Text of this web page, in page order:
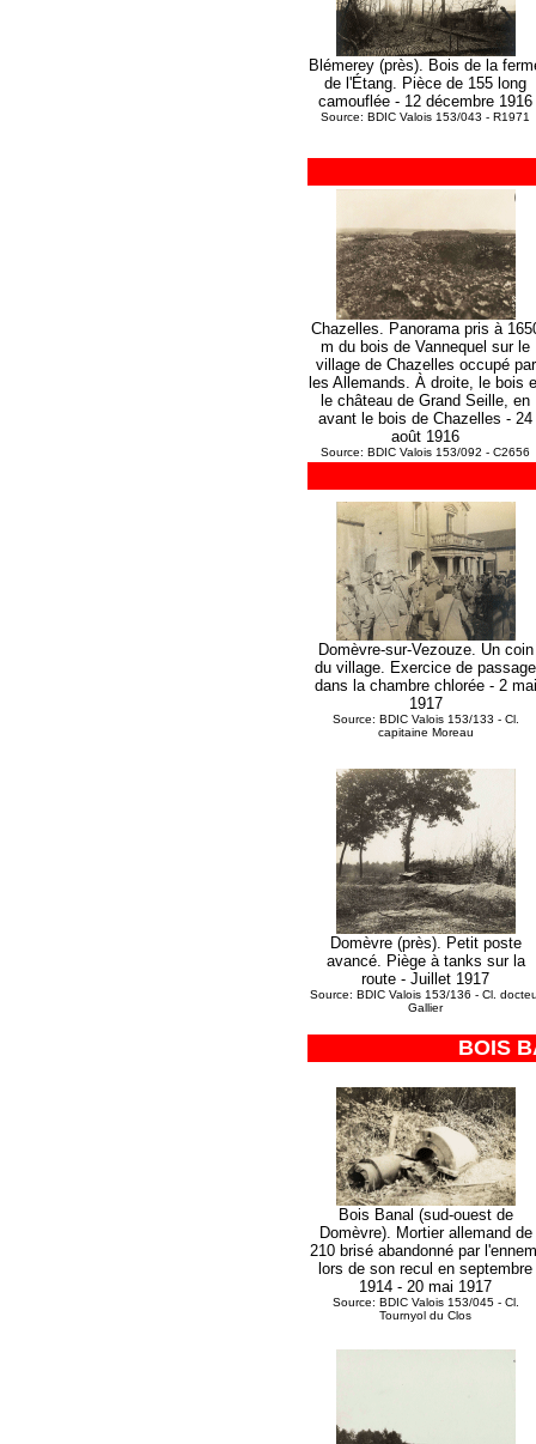
Blémerey (près). Bois de la
de l'Étang. Pièce de 155 long
camouflée - 12 décembre 1916
Source: BDIC Valois 153/043 - R1971
Chazelles. Panorama pris à
m du bois de Vannequel sur le
village de Chazelles occupé par
les Allemands. À droite, le bois
le château de Grand Seille, en
avant le bois de Chazelles - 24
août 1916
Source: BDIC Valois 153/092 - C2656
Domèvre-sur-Vezouze. Un coin
du village. Exercice de passage
dans la chambre chlorée - 2 mai
1917
Source: BDIC Valois 153/133 - Cl.
capitaine Moreau
Domèvre (près). Petit poste
avancé. Piège à tanks sur la
route - Juillet 1917
Source: BDIC Valois 153/136 - Cl.
Gallier
BOIS
Bois Banal (sud-ouest de
Domèvre). Mortier allemand de
210 brisé abandonné par
lors de son recul en septembre
1914 - 20 mai 1917
Source: BDIC Valois 153/045 - Cl.
Tournyol du Clos